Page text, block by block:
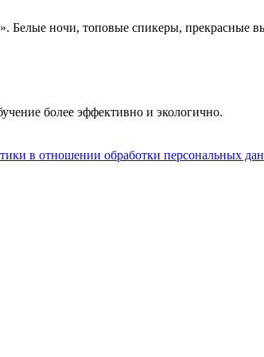
Белые ночи, топовые спикеры, прекрасные
более эффективно и экологично.
в отношении обработки персональных